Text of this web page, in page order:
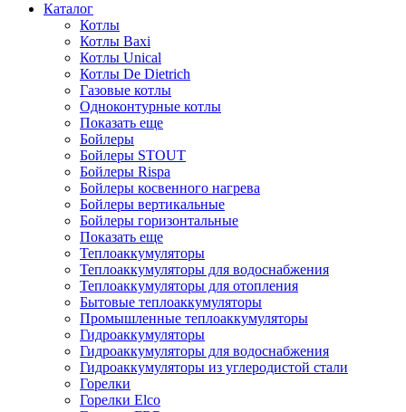
Каталог
Котлы
Котлы Baxi
Котлы Unical
Котлы De Dietrich
Газовые котлы
Одноконтурные котлы
Показать еще
Бойлеры
Бойлеры STOUT
Бойлеры Rispa
Бойлеры косвенного нагрева
Бойлеры вертикальные
Бойлеры горизонтальные
Показать еще
Теплоаккумуляторы
Теплоаккумуляторы для водоснабжения
Теплоаккумуляторы для отопления
Бытовые теплоаккумуляторы
Промышленные теплоаккумуляторы
Гидроаккумуляторы
Гидроаккумуляторы для водоснабжения
Гидроаккумуляторы из углеродистой стали
Горелки
Горелки Elco